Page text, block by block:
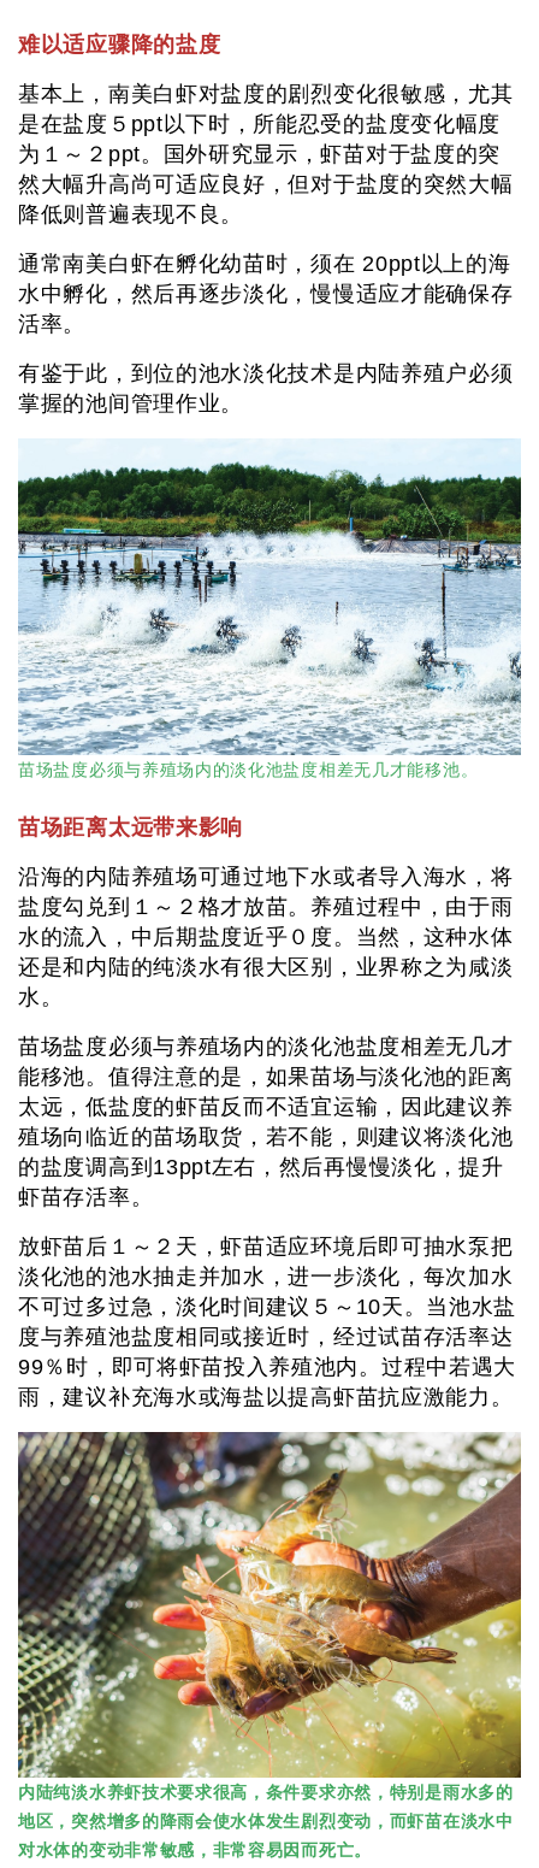
难以适应骤降的盐度
基本上，南美白虾对盐度的剧烈变化很敏感，尤其
是在盐度５ppt以下时，所能忍受的盐度变化幅度
为１～２ppt。国外研究显示，虾苗对于盐度的突
然大幅升高尚可适应良好，但对于盐度的突然大幅
降低则普遍表现不良。
通常南美白虾在孵化幼苗时，须在 20ppt以上的海
水中孵化，然后再逐步淡化，慢慢适应才能确保存
活率。
有鉴于此，到位的池水淡化技术是内陆养殖户必须
掌握的池间管理作业。
苗场盐度必须与养殖场内的淡化池盐度相差无几才能移池。
苗场距离太远带来影响
沿海的内陆养殖场可通过地下水或者导入海水，将
盐度勾兑到１～２格才放苗。养殖过程中，由于雨
水的流入，中后期盐度近乎０度。当然，这种水体
还是和内陆的纯淡水有很大区别，业界称之为咸淡
水。
苗场盐度必须与养殖场内的淡化池盐度相差无几才
能移池。值得注意的是，如果苗场与淡化池的距离
太远，低盐度的虾苗反而不适宜运输，因此建议养
殖场向临近的苗场取货，若不能，则建议将淡化池
的盐度调高到13ppt左右，然后再慢慢淡化，提升
虾苗存活率。
放虾苗后１～２天，虾苗适应环境后即可抽水泵把
淡化池的池水抽走并加水，进一步淡化，每次加水
不可过多过急，淡化时间建议５～10天。当池水盐
度与养殖池盐度相同或接近时，经过试苗存活率达
99％时，即可将虾苗投入养殖池内。过程中若遇大
雨，建议补充海水或海盐以提高虾苗抗应激能力。
内陆纯淡水养虾技术要求很高，条件要求亦然，特别是雨水多的
地区，突然增多的降雨会使水体发生剧烈变动，而虾苗在淡水中
对水体的变动非常敏感，非常容易因而死亡。